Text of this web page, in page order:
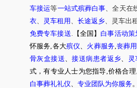
车接运等一站式殡葬白事 、全天在
衣
灵车租用 长途返乡 灵车出租
免费专车接送
【全国】 白事活动策
怀服务,各大殡仪 火葬服务 ,丧葬
骨灰盒接送 、接送病患者返乡 灵
式，有专业人士为您指导,价格合
白事葬礼礼仪
专业团队为你服务 。